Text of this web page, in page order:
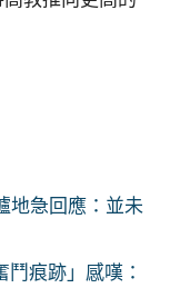
地急回應：並未
痕跡」感嘆：